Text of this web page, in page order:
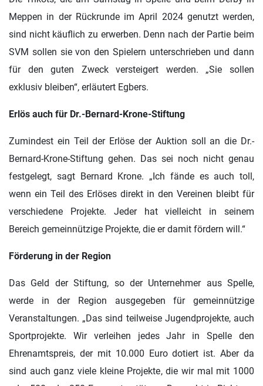
Meppen in der Rückrunde im April 2024 genutzt werden,
sind nicht käuflich zu erwerben. Denn nach der Partie beim
SVM sollen sie von den Spielern unterschrieben und dann
für den guten Zweck versteigert werden. „Sie sollen
exklusiv bleiben“, erläutert Egbers.
Erlös auch für Dr.-Bernard-Krone-Stiftung
Zumindest ein Teil der Erlöse der Auktion soll an die Dr.-
Bernard-Krone-Stiftung gehen. Das sei noch nicht genau
festgelegt, sagt Bernard Krone. „ Ich fände es auch toll,
wenn ein Teil des Erlöses direkt in den Vereinen bleibt für
verschiedene Projekte. Jeder hat vielleicht in seinem
Bereich gemeinnützige Projekte, die er damit fördern will.“
Förderung in der Region
Das Geld der Stiftung, so der Unternehmer aus Spelle,
werde in der Region ausgegeben für gemeinnützige
Veranstaltungen. „Das sind teilweise Jugendprojekte, auch
Sportprojekte. Wir verleihen jedes Jahr in Spelle den
Ehrenamtspreis, der mit 10.000 Euro dotiert ist. Aber da
sind auch ganz viele kleine Projekte, die wir mal mit 1000